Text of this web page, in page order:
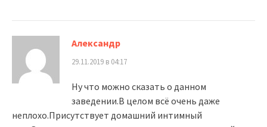
Александр
29.11.2019 в 04:17
Ну что можно сказать о данном
заведении.В целом всё очень даже
неплохо.Присутствует домашний интимный